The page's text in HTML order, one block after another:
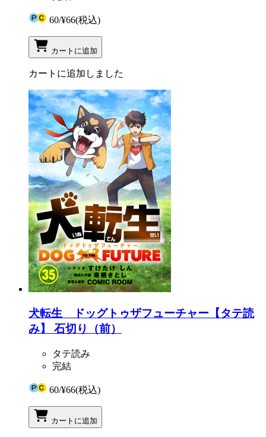
60/¥66(税込)
カートに追加
カートに追加しました
犬転生 ドッグトゥザフューチャー【タテ読
み】 石切り（前）
タテ読み
完結
60/¥66(税込)
カートに追加